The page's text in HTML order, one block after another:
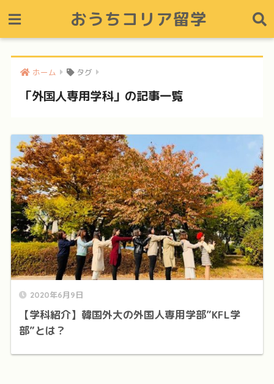
おうちコリア留学
ホーム タグ
「外国人専用学科」の記事一覧
2020年6月9日
【学科紹介】韓国外大の外国人専用学部”KFL学
部”とは？